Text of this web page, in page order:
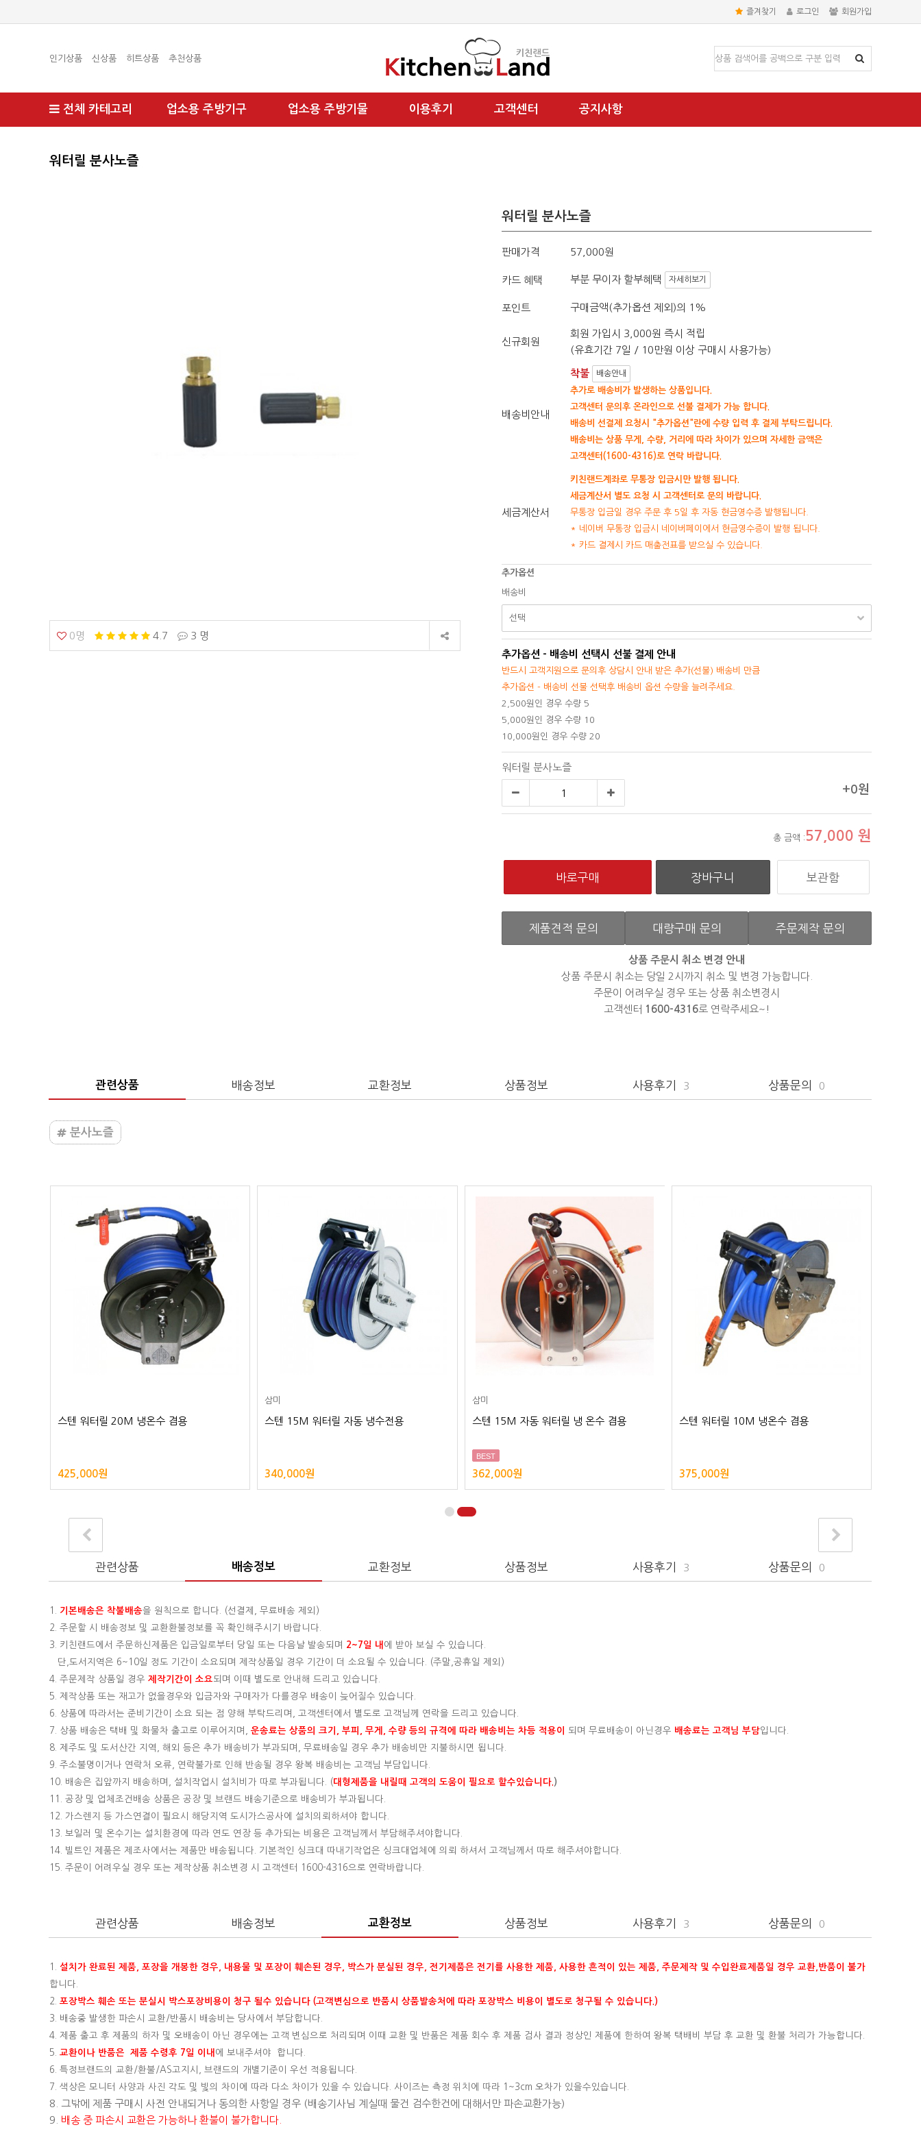
즐겨찾기 로그인 회원가입
인기상품 신상품 히트상품 추천상품
전체 카테고리 업소용 주방기구 업소용 주방기물 이용후기 고객센터 공지사항
워터릴 분사노즐
0명 4.7 3 명
워터릴 분사노즐
판매가격 57,000원
카드 혜택 부분 무이자 할부혜택 자세히보기
포인트 구매금액(추가옵션 제외)의 1%
신규회원
회원 가입시 3,000원 즉시 적립
(유효기간 7일 / 10만원 이상 구매시 사용가능)
배송비안내
착불 배송안내
추가로 배송비가 발생하는 상품입니다.
고객센터 문의후 온라인으로 선불 결제가 가능 합니다.
배송비 선결제 요청시 "추가옵션"란에 수량 입력 후 결제 부탁드립니다.
배송비는 상품 무게, 수량, 거리에 따라 차이가 있으며 자세한 금액은
고객센터(1600-4316)로 연락 바랍니다.
세금계산서
키친랜드계좌로 무통장 입금시만 발행 됩니다.
세금계산서 별도 요청 시 고객센터로 문의 바랍니다.
무통장 입금일 경우 주문 후 5일 후 자동 현금영수증 발행됩니다.
* 네이버 무통장 입금시 네이버페이에서 현금영수증이 발행 됩니다.
* 카드 결제시 카드 매출전표를 받으실 수 있습니다.
추가옵션
배송비
추가옵션 - 배송비 선택시 선불 결제 안내
반드시 고객지원으로 문의후 상담시 안내 받은 추가(선불) 배송비 만큼
추가옵션 - 배송비 선불 선택후 배송비 옵션 수량을 늘려주세요.
2,500원인 경우 수량 5
5,000원인 경우 수량 10
10,000원인 경우 수량 20
워터릴 분사노즐
+0원
총 금액 : 57,000 원
보관함
제품견적 문의 대량구매 문의 주문제작 문의
상품 주문시 취소 변경 안내
상품 주문시 취소는 당일 2시까지 취소 및 변경 가능합니다.
주문이 어려우실 경우 또는 상품 취소변경시
고객센터 1600-4316로 연락주세요~!
관련상품 배송정보 교환정보 상품정보 사용후기 3 상품문의 0
분사노즐
스텐 워터릴 20M 냉온수 겸용
425,000원
삼미
스텐 15M 워터릴 자동 냉수전용
340,000원
삼미
스텐 15M 자동 워터릴 냉 온수 겸용
BEST
362,000원
스텐 워터릴 10M 냉온수 겸용
375,000원
관련상품 배송정보 교환정보 상품정보 사용후기 3 상품문의 0
1. 기본배송은 착불배송을 원칙으로 합니다. (선결제, 무료배송 제외)
2. 주문할 시 배송정보 및 교환환불정보를 꼭 확인해주시기 바랍니다.
3. 키친랜드에서 주문하신제품은 입금일로부터 당일 또는 다음날 발송되며
2~7일 내 에 받아 보실 수 있습니다.
단,도서지역은 6~10일 정도 기간이 소요되며 제작상품일 경우 기간이 더 소요될 수 있습니다. (주말,공휴일 제외)
4. 주문제작 상품일 경우 제작기간이 소요 되며 이때 별도로 안내해 드리고 있습니다.
5. 제작상품 또는 재고가 없을경우와 입금자와 구매자가 다를경우 배송이 늦어질수 있습니다.
6. 상품에 따라서는 준비기간이 소요 되는 점 양해 부탁드리며, 고객센터에서 별도로 고객님께 연락을 드리고 있습니다.
7. 상품 배송은 택배 및 화물차 출고로 이루어지며, 운송료는 상품의 크기, 부피, 무게, 수량 등의 규격에 따라 배송비는 차등 적용이 되며 무료배송이 아닌경우 배송료는 고객님 부담입니다.
8. 제주도 및 도서산간 지역, 해외 등은 추가 배송비가 부과되며, 무료배송일 경우 추가 배송비만 지불하시면 됩니다.
9. 주소불명이거나 연락처 오류, 연락불가로 인해 반송될 경우 왕복 배송비는 고객님 부담입니다.
10. 배송은 집앞까지 배송하며, 설치작업시 설치비가 따로 부과됩니다. (대형제품을 내릴때 고객의 도움이 필요로 할수있습니다. )
11. 공장 및 업체조건배송 상품은 공장 및 브랜드 배송기준으로 배송비가 부과됩니다.
12. 가스렌지 등 가스연결이 필요시 해당지역 도시가스공사에 설치의뢰하셔야 합니다.
13. 보일러 및 온수기는 설치환경에 따라 연도 연장 등 추가되는 비용은 고객님께서 부담해주셔야합니다.
14. 빌트인 제품은 제조사에서는 제품만 배송됩니다. 기본적인 싱크대 따내기작업은 싱크대업체에 의뢰 하셔서 고객님께서 따로 해주셔야합니다.
15. 주문이 어려우실 경우 또는 제작상품 취소변경 시 고객센터 1600-4316으로 연락바랍니다.
관련상품 배송정보 교환정보 상품정보 사용후기 3 상품문의 0
1. 설치가 완료된 제품, 포장을 개봉한 경우, 내용물 및 포장이 훼손된 경우, 박스가 분실된 경우, 전기제품은 전기를 사용한 제품, 사용한 흔적이 있는 제품, 주문제작 및 수입완료제품일 경우 교환,반품이 불가
합니다.
2. 포장박스 훼손 또는 분실시 박스포장비용이 청구 될수 있습니다 (고객변심으로 반품시 상품발송처에 따라 포장박스 비용이 별도로 청구될 수 있습니다.)
3. 배송중 발생한 파손시 교환/반품시 배송비는 당사에서 부담합니다.
4. 제품 출고 후 제품의 하자 및 오배송이 아닌 경우에는 고객 변심으로 처리되며 이때 교환 및 반품은 제품 회수 후 제품 검사 결과 정상인 제품에 한하여 왕복 택배비 부담 후 교환 및 환불 처리가 가능합니다.
5. 교환이나 반품은 제품 수령후 7일 이내 에 보내주셔야 합니다.
6. 특정브랜드의 교환/환불/AS고지시, 브랜드의 개별기준이 우선 적용됩니다.
7. 색상은 모니터 사양과 사진 각도 및 빛의 차이에 따라 다소 차이가 있을 수 있습니다. 사이즈는 측정 위치에 따라 1~3cm 오차가 있을수있습니다.
8. 그밖에 제품 구매시 사전 안내되거나 동의한 사항일 경우 (배송기사님 계실때 물건 검수한건에 대해서만 파손교환가능)
9. 배송 중 파손시 교환은 가능하나 환불이 불가합니다.